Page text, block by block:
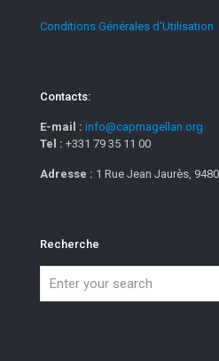
Conditions Générales d'Utilisation
Contacts:
E-mail : info@capmagellan.org
Tel : +331 79 35 11 00
Adresse : 1 Rue Jean Jaurès,
Recherche